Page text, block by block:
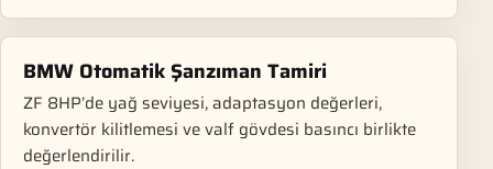
BMW Otomatik Şanzıman Tamiri
ZF 8HP’de yağ seviyesi, adaptasyon değerleri,
konvertör kilitlemesi ve valf gövdesi basıncı birlikte
değerlendirilir.